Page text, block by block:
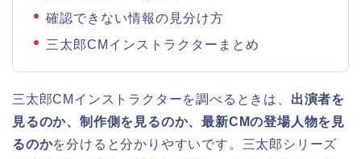
確認できない情報の見分け方
三太郎CMインストラクターまとめ
三太郎CMインストラクターを調べるときは、 出演者を
見るのか、制作側を見るのか、最新CMの登場人物を見
るのかを分けると分かりやすいです。三太郎シリーズ